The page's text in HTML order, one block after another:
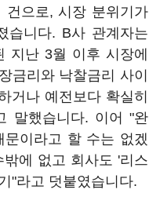
건으로, 시장 분위기가
습니다. B사 관계자는
지난 3월 이후 시장에
금리와 낙찰금리 사이
거나 예전보다 확실히
말했습니다. 이어 "완
이라고 할 수는 없겠
에 없고 회사도 '리스
"라고 덧붙였습니다.